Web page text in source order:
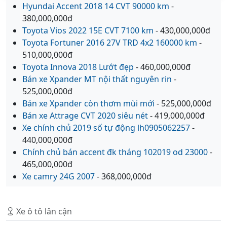
Hyundai Accent 2018 14 CVT 90000 km -
380,000,000đ
Toyota Vios 2022 15E CVT 7100 km - 430,000,000đ
Toyota Fortuner 2016 27V TRD 4x2 160000 km -
510,000,000đ
Toyota Innova 2018 Lướt đẹp - 460,000,000đ
Bán xe Xpander MT nội thất nguyên rin -
525,000,000đ
Bán xe Xpander còn thơm mùi mới - 525,000,000đ
Bán xe Attrage CVT 2020 siêu nét- 419,000,000đ
Xe chính chủ 2019 số tự động lh0905062257-
440,000,000đ
Chính chủ bán accent đk tháng 102019 od 23000-
465,000,000đ
Xe camry 24G 2007- 368,000,000đ
Xe ô tô lân cận